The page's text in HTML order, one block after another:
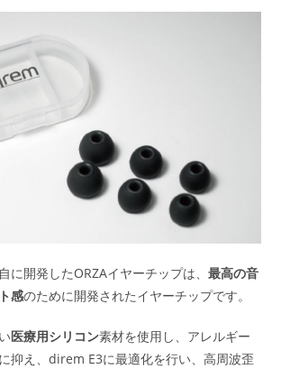
に開発したORZAイヤーチップは、最高の音
感のために開発されたイヤーチップです。
医療用シリコン素材を使用し、アレルギー
抑え、direm E3に最適化を行い、高周波歪